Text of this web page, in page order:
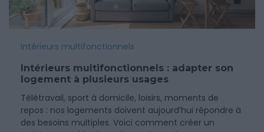
Intérieurs multifonctionnels
Intérieurs multifonctionnels : adapter son
logement à plusieurs usages
Télétravail, sport à domicile, loisirs, moments de
repos : nos logements doivent aujourd’hui répondre à
des besoins multiples. Voici comment créer un